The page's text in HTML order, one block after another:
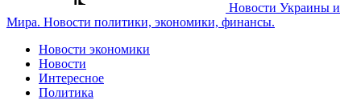
Новости Украины и
Мира. Новости политики, экономики, финансы.
Новости экономики
Новости
Интересное
Политика